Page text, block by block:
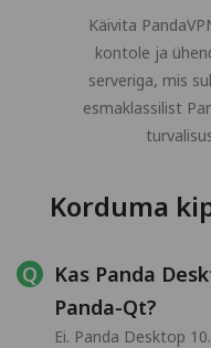
Käivita
kontole ja
serveriga, mis
esmaklassilist
Korduma
Kas Panda
Panda-Qt?
Ei. Panda Desktop